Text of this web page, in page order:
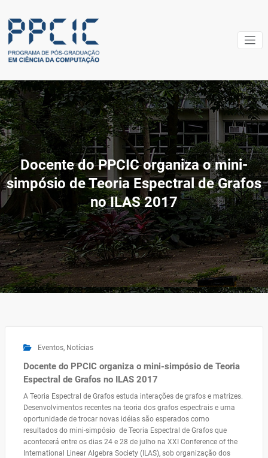
conteúdo
PPCIC –
de Pós-
em
da
Educação
Tecnológica Celso
Suckow da
Fonseca –
Cefet/RJ[:en]Celso
Suckow da
Fonseca Federal
Center of
Technological
Education –
CEFET/RJ[:]
Docente do PPCIC organiza o mini-
simpósio de Teoria Espectral de Grafos
no ILAS 2017
Eventos, Notícias
Docente do PPCIC organiza o mini-simpósio de Teoria
Espectral de Grafos no ILAS 2017
A Teoria Espectral de Grafos estuda interações de grafos e matrizes.
Desenvolvimentos recentes na teoria dos grafos espectrais e uma
oportunidade de trocar novas idéias são esperados como
resultados do mini-simpósio de Teoria Espectral de Grafos que
acontecerá entre os dias 24 e 28 de julho na XXI Conference of the
International Linear Algebra Society (ILAS), sob organização dos